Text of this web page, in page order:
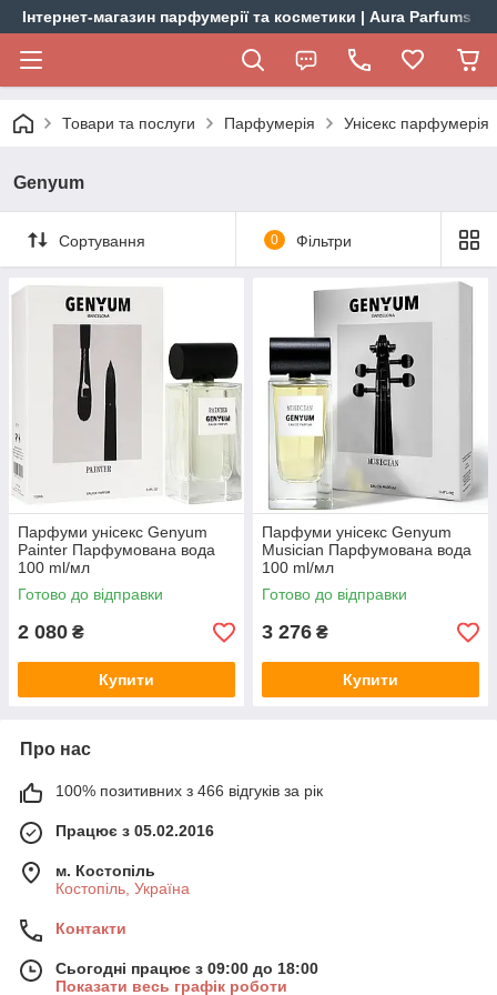
Інтернет-магазин парфумерії та косметики | Aura Parfums
Товари та послуги Парфумерія Унісекс парфумерія
Genyum
Сортування 0 Фільтри
Парфуми унісекс Genyum
Painter Парфумована вода
100 ml/мл
Готово до відправки
2 080 ₴
Купити
Парфуми унісекс Genyum
Musician Парфумована вода
100 ml/мл
Готово до відправки
3 276 ₴
Купити
Про нас
100% позитивних з 466 відгуків за рік
Працює з 05.02.2016
м. Костопіль
Костопіль, Україна
Контакти
Сьогодні працює з 09:00 до 18:00
Показати весь графік роботи